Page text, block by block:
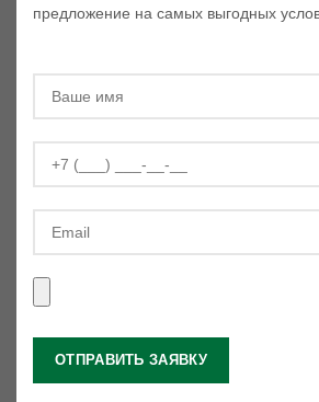
предложение на самых выгодных